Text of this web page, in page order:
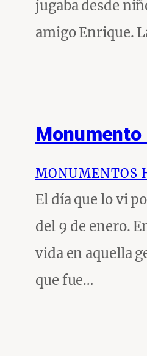
jugaba desde
amigo Enrique.
MONUMENTOS
El día que lo vi
del 9 de enero.
vida en aquella
que fue…